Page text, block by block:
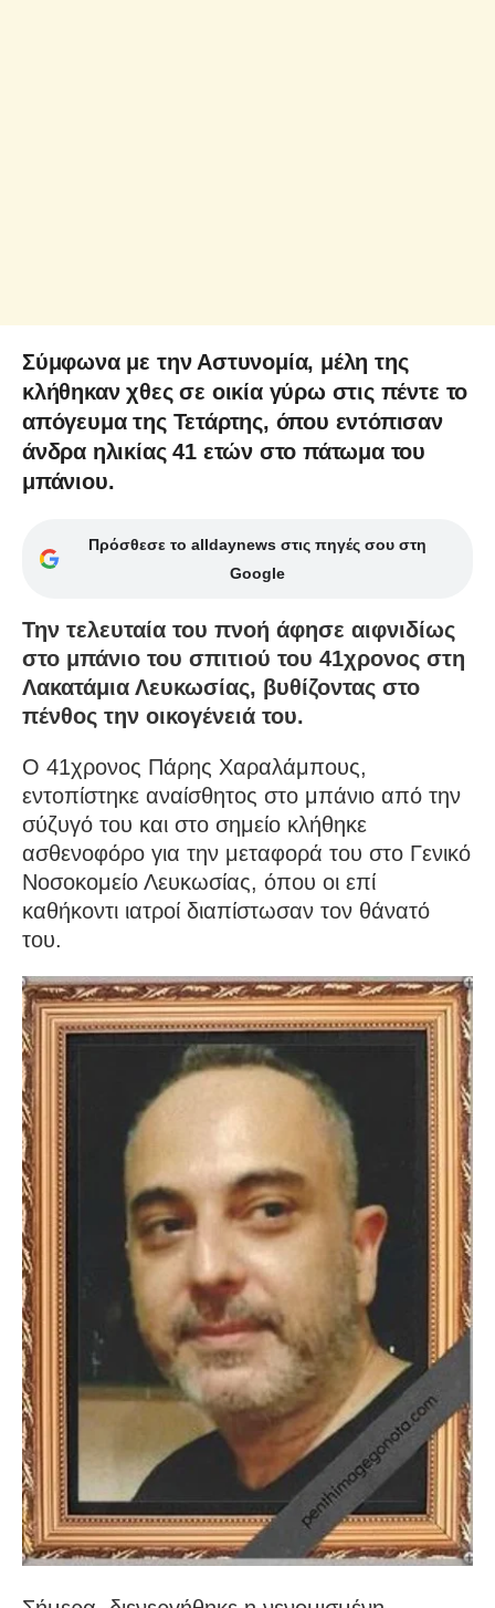
Σύμφωνα με την Αστυνομία, μέλη της
κλήθηκαν χθες σε οικία γύρω στις πέντε το
απόγευμα της Τετάρτης, όπου εντόπισαν
άνδρα ηλικίας 41 ετών στο πάτωμα του
μπάνιου.
Πρόσθεσε το alldaynews στις πηγές σου στη
Google
Την τελευταία του πνοή άφησε αιφνιδίως
στο μπάνιο του σπιτιού του 41χρονος στη
Λακατάμια Λευκωσίας, βυθίζοντας στο
πένθος την οικογένειά του.
Ο 41χρονος Πάρης Χαραλάμπους,
εντοπίστηκε αναίσθητος στο μπάνιο από την
σύζυγό του και στο σημείο κλήθηκε
ασθενοφόρο για την μεταφορά του στο Γενικό
Νοσοκομείο Λευκωσίας, όπου οι επί
καθήκοντι ιατροί διαπίστωσαν τον θάνατό
του.